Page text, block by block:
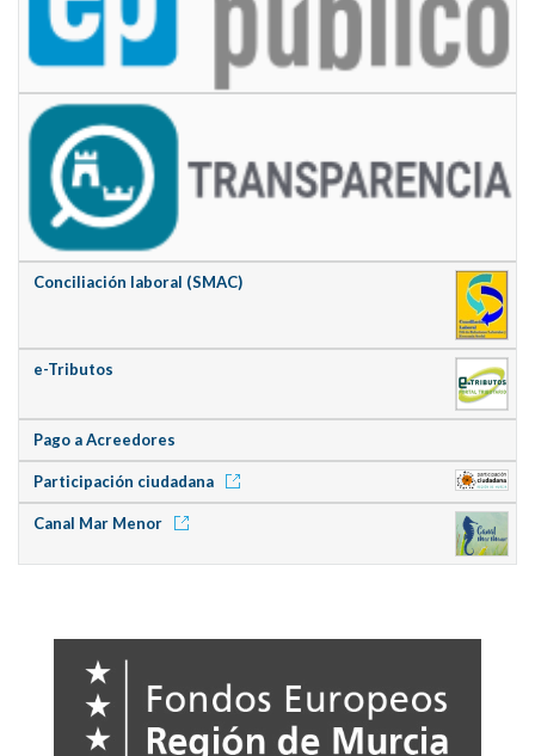
Conciliación laboral (SMAC)
e-Tributos
Pago a Acreedores
Participación ciudadana
Canal Mar Menor